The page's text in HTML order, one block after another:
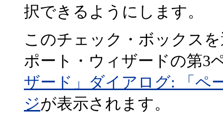
択できるようにします。
このチェック・ボックス
ポート・ウィザードの第3
ザード」ダイアログ: 「ペ
ジが表示されます。